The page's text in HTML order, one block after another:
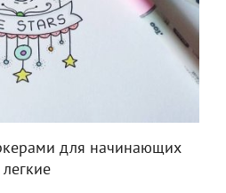
для начинающих
легкие